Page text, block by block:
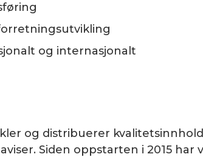
og internasjonalt
og distribuerer
Siden oppstarten i 2015 har